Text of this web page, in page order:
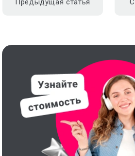
Предыдущая статья